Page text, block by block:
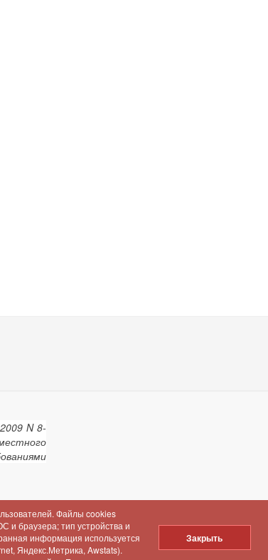
N 8-
Файлы cookies
и браузера; тип устройства и
информация используется
Яндекс.Метрика, Awstats).
Закрыть